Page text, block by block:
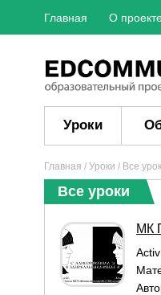
Главная О
Уроки
Главная / Уроки / Все
Все уроки
МК